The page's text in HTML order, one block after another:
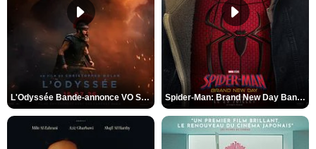
L'Odyssée Bande-annonce VO STFR Spider-Man: Brand New Day Bande-annonce VO STFR